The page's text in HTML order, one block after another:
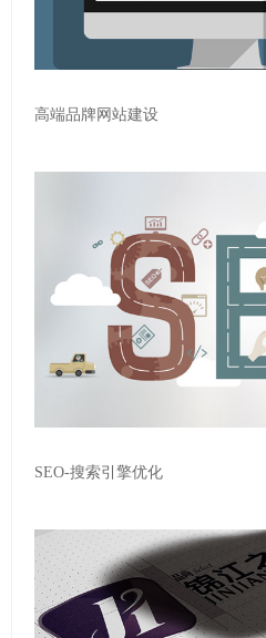
高端品牌网站建设
SEO-搜索引擎优化